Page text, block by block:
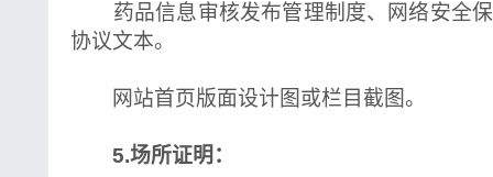
药品信息审核发布管理制度、网络安全保
协议文本。
网站首页版面设计图或栏目截图。
5.场所证明：